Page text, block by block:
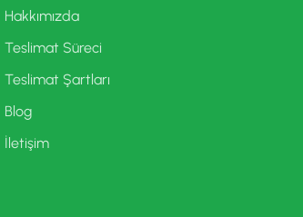
Hakkımızda
Teslimat Süreci
Teslimat Şartları
Blog
İletişim